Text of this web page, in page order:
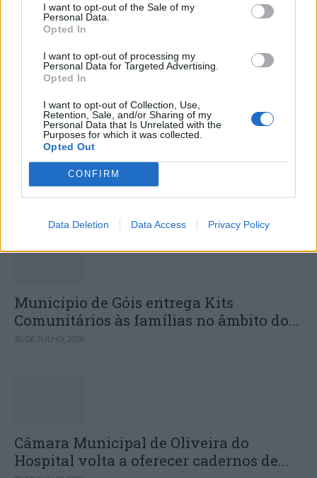
I want to opt-out of the Sale of my
Personal Data.
Opted In
I want to opt-out of processing my
Personal Data for Targeted Advertising.
Opted In
I want to opt-out of Collection, Use,
Retention, Sale, and/or Sharing of my
Personal Data that Is Unrelated with the
Purposes for which it was collected.
Opted Out
CONFIRM
Data Deletion Data Access Privacy Policy
Colheita de sangue regressa ao Hospital
Sousa Martins durante o mês...
30 DE JULHO, 2026
ULS da Guarda assinala o Dia Mundial
do Cancro do Pulmão...
30 DE JULHO, 2026
Município de Góis entrega Kits
Comunitários às famílias no âmbito do...
30 DE JULHO, 2026
Câmara Municipal de Oliveira do
Hospital volta a oferecer cadernos de...